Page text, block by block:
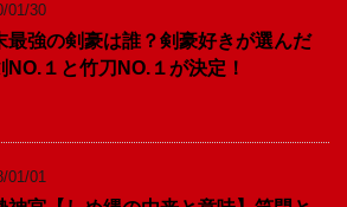
01/30
最強の剣豪は誰？剣豪好きが選んだ
NO.１と竹刀NO.１が決定！
01/01